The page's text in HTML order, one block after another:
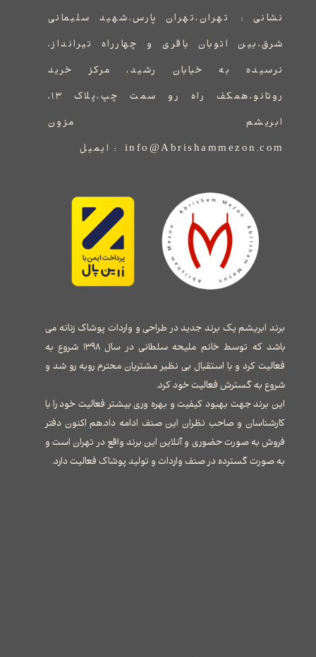
برند ابریشم یک برند جدید در طراحی و واردات پوشاک زنانه می
باشد که توسط خانم ملیحه سلطانی در سال ۱۳۹۸ شروع به
فعالیت کرد و با استقبال بی نظیر مشتریان محترم روبه رو شد و
شروع به گسترش فعالیت خود کرد.
این برند جهت بهبود کیفیت و بهره وری بیشتر فعالیت خود را با
کارشناسان و صاحب نظران این صنف ادامه داد.هم اکنون دفتر
فروش به صورت حضوری و آنلاین این برند واقع در تهران است و
به صورت گسترده در صنف واردات و تولید پوشاک فعالیت دارد.
نشانی : ​​​​​​​​​​​​​​تهران،تهران پارس،شهید سلیمانی
شرق،بین اتوبان باقری و چهارراه تیرانداز،
نرسیده به خیابان رشید، مرکز خرید
روتانو،همکف راه رو سمت چپ،پلاک ۱۳،
ابریشم مزون
info@Abrishammezon.com : ایمیل